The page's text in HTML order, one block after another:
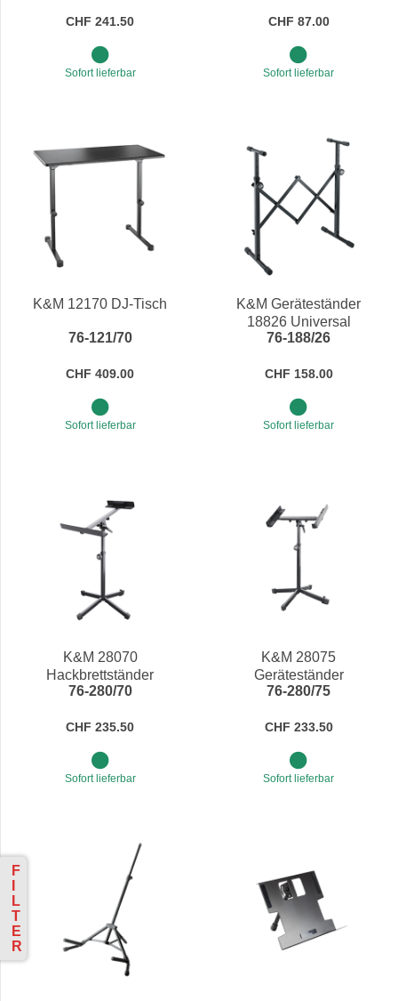
F
L
T
E
R
CHF 241.50
Sofort lieferbar
CHF 87.00
Sofort lieferbar
K&M 12170 DJ-Tisch
76-121/70
CHF 409.00
Sofort lieferbar
K&M Geräteständer
18826 Universal
76-188/26
CHF 158.00
Sofort lieferbar
K&M 28070
Hackbrettständer
76-280/70
CHF 235.50
Sofort lieferbar
K&M 28075
Geräteständer
76-280/75
CHF 233.50
Sofort lieferbar